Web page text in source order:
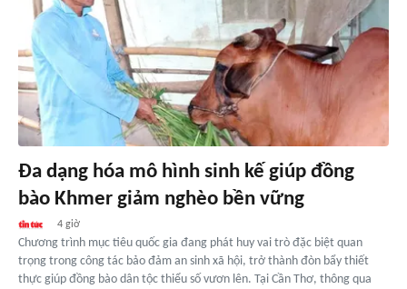
Đa dạng hóa mô hình sinh kế giúp đồng
bào Khmer giảm nghèo bền vững
4 giờ
Chương trình mục tiêu quốc gia đang phát huy vai trò đặc biệt quan
trọng trong công tác bảo đảm an sinh xã hội, trở thành đòn bẩy thiết
thực giúp đồng bào dân tộc thiểu số vươn lên. Tại Cần Thơ, thông qua